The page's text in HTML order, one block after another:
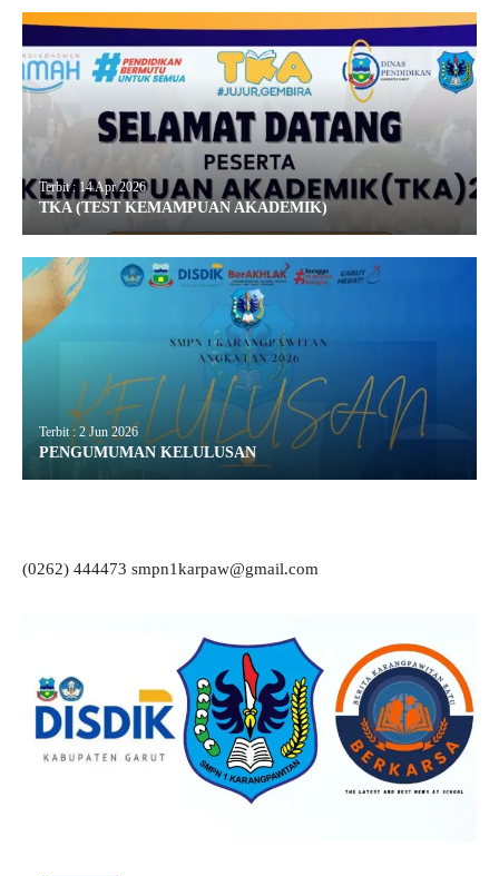
Terbit : 14 Apr 2026
TKA (TEST KEMAMPUAN AKADEMIK)
Terbit : 2 Jun 2026
PENGUMUMAN KELULUSAN
(0262) 444473 smpn1karpaw@gmail.com